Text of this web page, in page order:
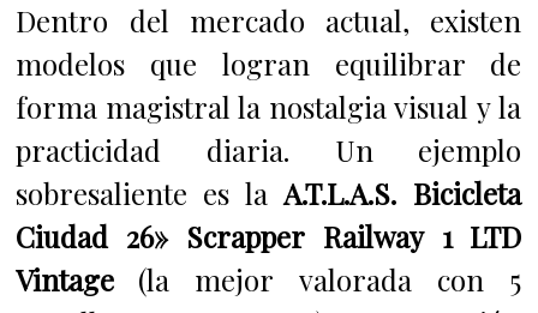
Dentro del mercado actual, existen
modelos que logran equilibrar de
forma magistral la nostalgia visual y la
practicidad diaria. Un ejemplo
sobresaliente es laA.T.L.A.S. Bicicleta
Ciudad 26» Scrapper Railway 1 LTD
Vintage (la mejor valorada con 5